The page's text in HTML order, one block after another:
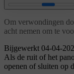
Bijgewerkt 04-04-
Knelbeveiliging
Om verwondingen
acht nemen om te
Als de ruit of het
openen of sluiten op